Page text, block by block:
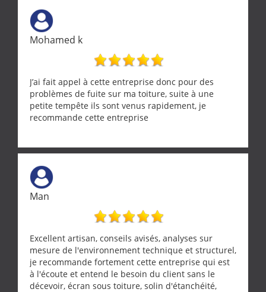
Mohamed k
J’ai fait appel à cette entreprise donc pour des
problèmes de fuite sur ma toiture, suite à une
petite tempête ils sont venus rapidement, je
recommande cette entreprise
Man
Excellent artisan, conseils avisés, analyses sur
mesure de l'environnement technique et structurel,
je recommande fortement cette entreprise qui est
à l'écoute et entend le besoin du client sans le
décevoir, écran sous toiture, solin d'étanchéité,